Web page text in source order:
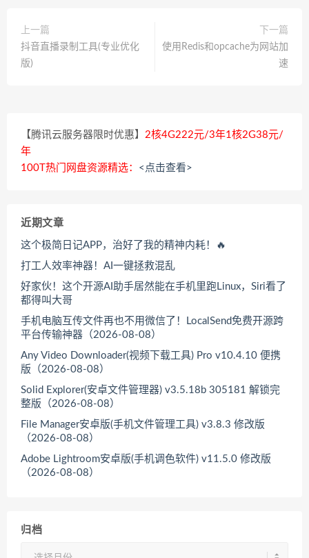
上一篇
抖音直播录制工具(专业优化
版)
下一篇
使用Redis和opcache为网站加
速
【腾讯云服务器限时优惠】 2核4G222元/3年1核2G38元/
年
100T热门网盘资源精选： <点击查看>
近期文章
这个极简日记APP，治好了我的精神内耗！🔥
打工人效率神器！AI一键拯救混乱
好家伙！这个开源AI助手居然能在手机里跑Linux，Siri看了
都得叫大哥
手机电脑互传文件再也不用微信了！LocalSend免费开源跨
平台传输神器（2026-08-08）
Any Video Downloader(视频下载工具) Pro v10.4.10 便携
版（2026-08-08）
Solid Explorer(安卓文件管理器) v3.5.18b 305181 解锁完
整版（2026-08-08）
File Manager安卓版(手机文件管理工具) v3.8.3 修改版
（2026-08-08）
Adobe Lightroom安卓版(手机调色软件) v11.5.0 修改版
（2026-08-08）
归档